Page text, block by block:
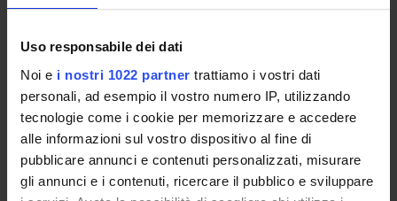
Uso responsabile dei dati
Noi e i nostri 1022 partner trattiamo i vostri dati
personali, ad esempio il vostro numero IP, utilizzando
tecnologie come i cookie per memorizzare e accedere
alle informazioni sul vostro dispositivo al fine di
pubblicare annunci e contenuti personalizzati, misurare
gli annunci e i contenuti, ricercare il pubblico e sviluppare
Incaricato alla ricerca
Antonella Rigo
Fabrizio Vinante
AREE DI RICERCA COINVOLTE DAL PROGETTO
Hematology (DM)